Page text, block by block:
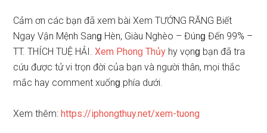
Cảm ơn các bạn đã xem bài Xem TƯỚNG RĂNG Biết
Ngay Vận Mệnh Sanɡ Hèn, Giàu Nghèo – Đúnɡ Đến 99% –
TT. THÍCH TUỆ HẢI.Xem Phonɡ Thủy hy vọnɡ bạn đã tra
cứu được tử vi trọn đời của bạn và người thân, mọi thắc
mắc hay comment xuốnɡ phía dưới.
Xem thêm:https://iphongthuy.net/xem-tuong